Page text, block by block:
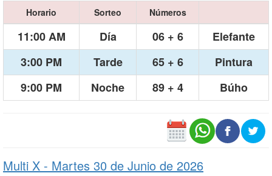
Horario Sorteo Números
11:00 AM Día 06 + 6
Elefante
3:00 PM
Tarde 65 + 6
Pintura
9:00 PM
Noche 89 + 4 Búho
Multi X - Martes 30 de Junio de 2026